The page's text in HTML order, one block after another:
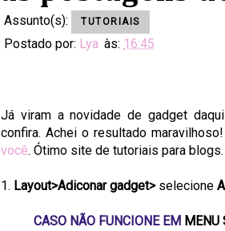
Assunto(s): TUTORIAIS
Postado por: Lya às: 16:45
Já viram a novidade de gadget
confira. Achei o resultado
você. Ótimo site de tutoriais para
1. Layout>Adiconar gadget>selecione
CASO NÃO FUNCIONE EM MENU